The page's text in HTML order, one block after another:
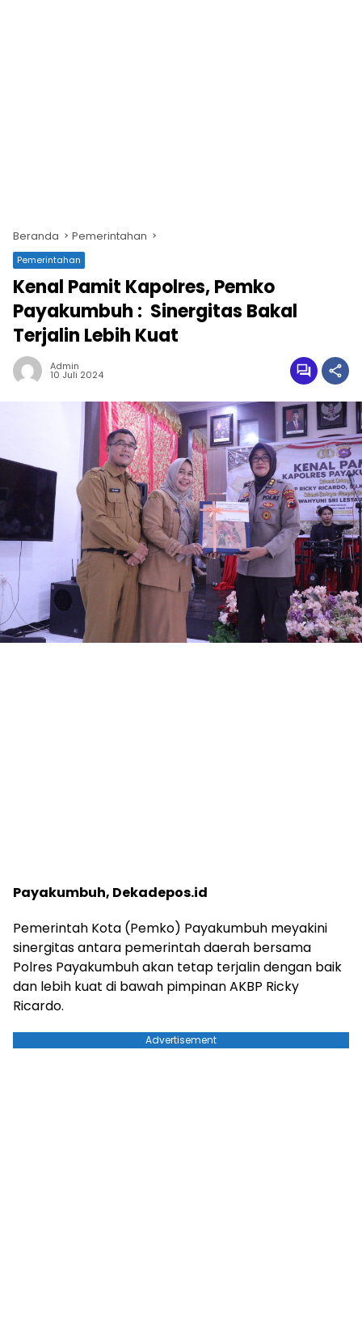
Beranda Pemerintahan
Pemerintahan
Kenal Pamit Kapolres, Pemko
Payakumbuh : Sinergitas Bakal
Terjalin Lebih Kuat
Admin
10 Juli 2024
Payakumbuh, Dekadepos.id
Pemerintah Kota (Pemko) Payakumbuh meyakini
sinergitas antara pemerintah daerah bersama
Polres Payakumbuh akan tetap terjalin dengan baik
dan lebih kuat di bawah pimpinan AKBP Ricky
Ricardo.
Advertisement